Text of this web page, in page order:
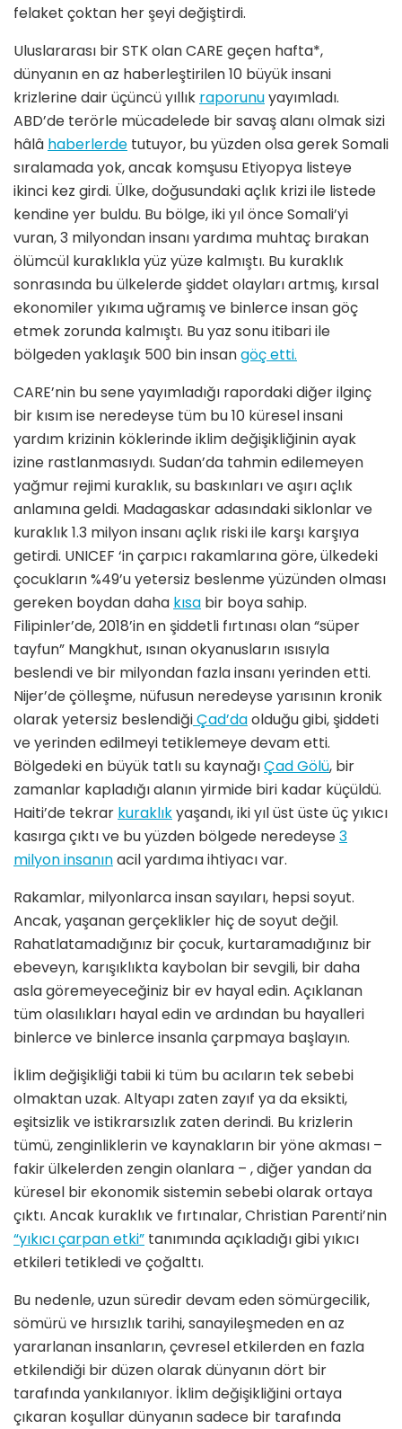
felaket çoktan her şeyi değiştirdi.
Uluslararası bir STK olan CARE geçen hafta*,
dünyanın en az haberleştirilen 10 büyük insani
krizlerine dair üçüncü yıllık raporunuyayımladı.
ABD’de terörle mücadelede bir savaş alanı olmak sizi
hâlâ haberlerde tutuyor, bu yüzden olsa gerek Somali
sıralamada yok, ancak komşusu Etiyopya listeye
ikinci kez girdi. Ülke, doğusundaki açlık krizi ile listede
kendine yer buldu. Bu bölge, iki yıl önce Somali’yi
vuran, 3 milyondan insanı yardıma muhtaç bırakan
ölümcül kuraklıkla yüz yüze kalmıştı. Bu kuraklık
sonrasında bu ülkelerde şiddet olayları artmış, kırsal
ekonomiler yıkıma uğramış ve binlerce insan göç
etmek zorunda kalmıştı. Bu yaz sonu itibari ile
bölgeden yaklaşık 500 bin insangöç etti.
CARE’nin bu sene yayımladığı rapordaki diğer ilginç
bir kısım ise neredeyse tüm bu 10 küresel insani
yardım krizinin köklerinde iklim değişikliğinin ayak
izine rastlanmasıydı. Sudan’da tahmin edilemeyen
yağmur rejimi kuraklık, su baskınları ve aşırı açlık
anlamına geldi. Madagaskar adasındaki siklonlar ve
kuraklık 1.3 milyon insanı açlık riski ile karşı karşıya
getirdi. UNICEF ‘in çarpıcı rakamlarına göre, ülkedeki
çocukların %49’u yetersiz beslenme yüzünden olması
gereken boydan daha kısa bir boya sahip.
Filipinler’de, 2018’in en şiddetli fırtınası olan “süper
tayfun” Mangkhut, ısınan okyanusların ısısıyla
beslendi ve bir milyondan fazla insanı yerinden etti.
Nijer’de çölleşme, nüfusun neredeyse yarısının kronik
olarak yetersiz beslendiğiÇad’daolduğu gibi, şiddeti
ve yerinden edilmeyi tetiklemeye devam etti.
Bölgedeki en büyük tatlı su kaynağıÇad Gölü, bir
zamanlar kapladığı alanın yirmide biri kadar küçüldü.
Haiti’de tekrar kuraklıkyaşandı, iki yıl üst üste üç yıkıcı
kasırga çıktı ve bu yüzden bölgede neredeyse3
milyon insanınacil yardıma ihtiyacı var.
Rakamlar, milyonlarca insan sayıları, hepsi soyut.
Ancak, yaşanan gerçeklikler hiç de soyut değil.
Rahatlatamadığınız bir çocuk, kurtaramadığınız bir
ebeveyn, karışıklıkta kaybolan bir sevgili, bir daha
asla göremeyeceğiniz bir ev hayal edin. Açıklanan
tüm olasılıkları hayal edin ve ardından bu hayalleri
binlerce ve binlerce insanla çarpmaya başlayın.
İklim değişikliği tabii ki tüm bu acıların tek sebebi
olmaktan uzak. Altyapı zaten zayıf ya da eksikti,
eşitsizlik ve istikrarsızlık zaten derindi. Bu krizlerin
tümü, zenginliklerin ve kaynakların bir yöne akması –
fakir ülkelerden zengin olanlara – , diğer yandan da
küresel bir ekonomik sistemin sebebi olarak ortaya
çıktı. Ancak kuraklık ve fırtınalar, Christian Parenti’nin
“yıkıcı çarpan etki” tanımında açıkladığı gibi yıkıcı
etkileri tetikledi ve çoğalttı.
Bu nedenle, uzun süredir devam eden sömürgecilik,
sömürü ve hırsızlık tarihi, sanayileşmeden en az
yararlanan insanların, çevresel etkilerden en fazla
etkilendiği bir düzen olarak dünyanın dört bir
tarafında yankılanıyor. İklim değişikliğini ortaya
çıkaran koşullar dünyanın sadece bir tarafında